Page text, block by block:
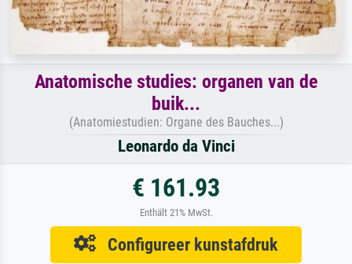
Anatomische studies: organen van de
buik...
(Anatomiestudien: Organe des Bauches...)
Leonardo da Vinci
€ 161.93
Enthält 21% MwSt.
Configureer kunstafdruk